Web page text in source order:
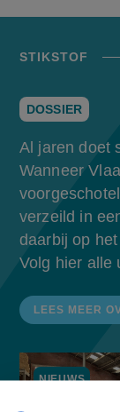
STIKSTOF
DOSSIER
Al jaren doet
Wanneer
verzeild in
daarbij op
Volg hier alle
LEES MEER
NIEUWS